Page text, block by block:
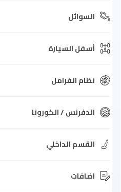
السوائل
أسفل السيارة
نظام الفرامل
الدفرنس / الكورونا
القسم الداخلي
اضافات